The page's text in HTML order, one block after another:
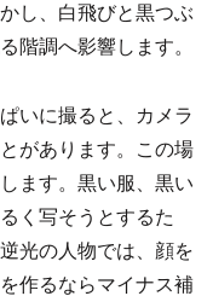
し、白飛びと黒つぶ
階調へ影響します。
いに撮ると、カメラ
があります。この場
ます。黒い服、黒い
く写そうとするた
光の人物では、顔を
作るならマイナス補